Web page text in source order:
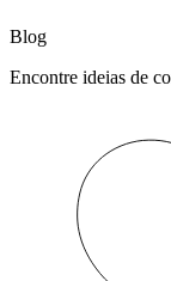
Blog
Encontre ideias de